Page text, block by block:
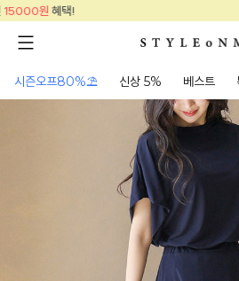
신규 회원가입 및 카톡 플친
시즌오프80%⛱ 신상 5% 베스트